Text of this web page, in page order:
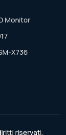
Monitor
X736
riservati.